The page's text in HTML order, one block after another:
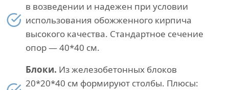
в возведении и надежен при условии
использования обожженного кирпича
высокого качества. Стандартное сечение
опор — 40*40 см.
Блоки. Из железобетонных блоков
20*20*40 см формируют столбы. Плюсы: